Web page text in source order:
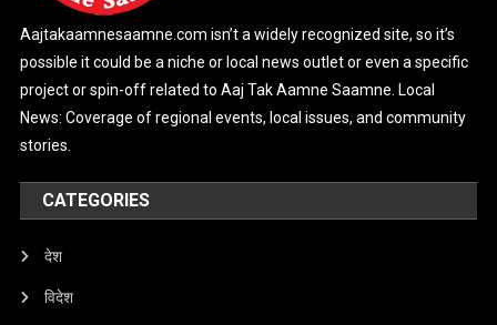
Aajtakaamnesaamne.com isn’t a widely recognized site, so it’s
possible it could be a niche or local news outlet or even a specific
project or spin-off related to Aaj Tak Aamne Saamne. Local
News: Coverage of regional events, local issues, and community
stories.
CATEGORIES
देश
विदेश